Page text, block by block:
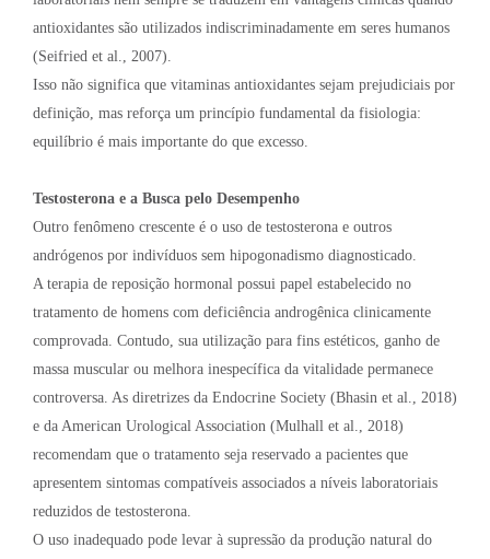
antioxidantes são utilizados indiscriminadamente em seres humanos
(Seifried et al., 2007).
Isso não significa que vitaminas antioxidantes sejam prejudiciais por
definição, mas reforça um princípio fundamental da fisiologia:
equilíbrio é mais importante do que excesso.
Testosterona e a Busca pelo Desempenho
Outro fenômeno crescente é o uso de testosterona e outros
andrógenos por indivíduos sem hipogonadismo diagnosticado.
A terapia de reposição hormonal possui papel estabelecido no
tratamento de homens com deficiência androgênica clinicamente
comprovada. Contudo, sua utilização para fins estéticos, ganho de
massa muscular ou melhora inespecífica da vitalidade permanece
controversa. As diretrizes da Endocrine Society (Bhasin et al., 2018)
e da American Urological Association (Mulhall et al., 2018)
recomendam que o tratamento seja reservado a pacientes que
apresentem sintomas compatíveis associados a níveis laboratoriais
reduzidos de testosterona.
O uso inadequado pode levar à supressão da produção natural do